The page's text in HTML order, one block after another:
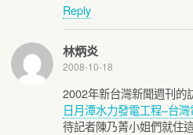
Reply
林炳炎
2008-10-18
2002年新台灣新聞週刊的
日月潭水力發電工程–台
待記者陳乃菁小姐們就住